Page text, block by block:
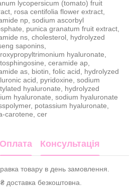
lycopersicum (tomato) fruit
rosa centifolia flower extract,
np, sodium ascorbyl
punica granatum fruit extract,
ns, cholesterol, hydrolyzed
saponins,
hyaluronate,
ceramide ap,
as, biotin, folic acid, hydrolyzed
acid, pyridoxine, sodium
hyaluronate, hydrolyzed
hyaluronate, sodium hyaluronate
potassium hyaluronate,
carotene, cer
Оплата Консультація
товару в день замовлення.
доставка безкоштовна.